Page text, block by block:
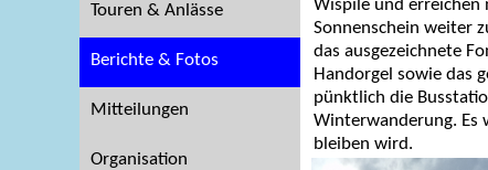
Touren & Anlässe
Berichte & Fotos
Mitteilungen
Organisation
Wispile und erreichen
Sonnenschein weiter
das ausgezeichnete
Handorgel sowie das
pünktlich die
Winterwanderung. Es
bleiben wird.